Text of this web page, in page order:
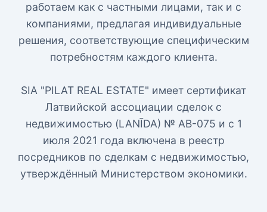
работаем как с частными лицами, так и с
компаниями, предлагая индивидуальные
решения, соответствующие специфическим
потребностям каждого клиента.
SIA "PILAT REAL ESTATE" имеет сертификат
Латвийской ассоциации сделок с
недвижимостью (LANĪDA) № AB-075 и с 1
июля 2021 года включена в реестр
посредников по сделкам с недвижимостью,
утверждённый Министерством экономики.